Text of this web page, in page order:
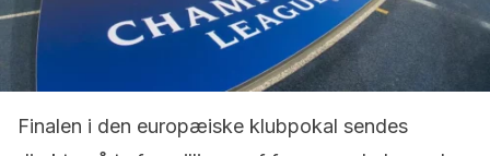
Finalen i den europæiske klubpokal sendes